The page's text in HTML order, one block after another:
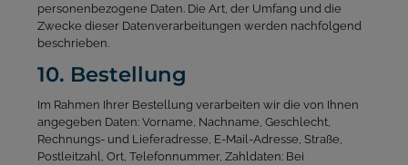
personenbezogene Daten. Die Art, der Umfang und die
Zwecke dieser Datenverarbeitungen werden nachfolgend
beschrieben.
10. Bestellung
Im Rahmen Ihrer Bestellung verarbeiten wir die von Ihnen
angegeben Daten: Vorname, Nachname, Geschlecht,
Rechnungs- und Lieferadresse, E-Mail-Adresse, Straße,
Postleitzahl, Ort, Telefonnummer, Zahldaten: Bei